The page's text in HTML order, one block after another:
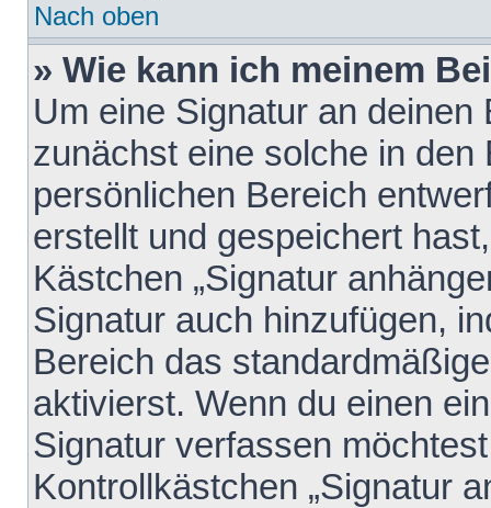
Nach oben
» Wie kann ich meinem
Um eine Signatur an
zunächst eine solche in den
persönlichen Bereich
erstellt und gespeichert
Kästchen „Signatur
Signatur auch hinzufügen,
Bereich das
aktivierst. Wenn du einen
Signatur verfassen
Kontrollkästchen „Signatur